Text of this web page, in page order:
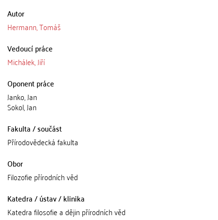
Autor
Hermann, Tomáš
Vedoucí práce
Michálek, Jiří
Oponent práce
Janko, Jan
Sokol, Jan
Fakulta / součást
Přírodovědecká fakulta
Obor
Filozofie přírodních věd
Katedra / ústav / klinika
Katedra filosofie a dějin přírodních věd